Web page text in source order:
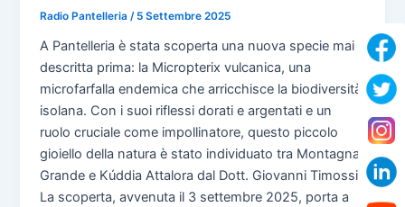
Radio Pantelleria/ 5 Settembre 2025
A Pantelleria è stata scoperta una nuova specie mai
descritta prima: la Micropterix vulcanica, una
microfarfalla endemica che arricchisce la biodiversità
isolana. Con i suoi riflessi dorati e argentati e un
ruolo cruciale come impollinatore, questo piccolo
gioiello della natura è stato individuato tra Montagna
Grande e Kúddia Attalora dal Dott. Giovanni Timossi.
La scoperta, avvenuta il 3 settembre 2025, porta a